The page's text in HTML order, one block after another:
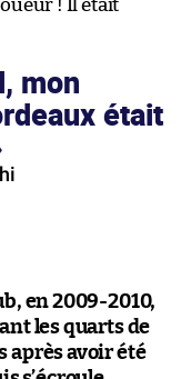
! Il était
mon
était
en 2009-2010,
les quarts de
après avoir été